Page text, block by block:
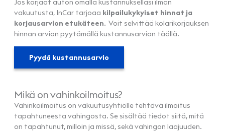
Jos korjaat auton omalla kustannuksellasi ilman
vakuutusta, InCar tarjoaa kilpailukykyiset hinnat ja
korjausarvion etukäteen. Voit selvittää kolarikorjauksen
hinnan arvion pyytämällä kustannusarvion täällä.
Pyydä kustannusarvio
Mikä on vahinkoilmoitus?
Vahinkoilmoitus on vakuutusyhtiölle tehtävä ilmoitus
tapahtuneesta vahingosta. Se sisältää tiedot siitä, mitä
on tapahtunut, milloin ja missä, sekä vahingon laajuuden.